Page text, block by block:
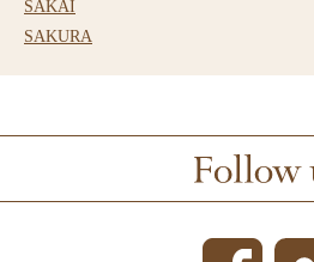
SAKAI
SAKURA